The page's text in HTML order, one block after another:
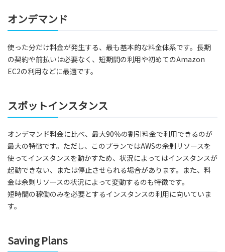
オンデマンド
使った分だけ料金が発生する、最も基本的な料金体系です。長期
の契約や前払いは必要なく、短期間の利用や初めてのAmazon
EC2の利用などに最適です。
スポットインスタンス
オンデマンド料金に比べ、最大90％の割引料金で利用できるのが
最大の特徴です。ただし、このプランではAWSの余剰リソースを
使ってインスタンスを動かすため、状況によってはインスタンスが
起動できない、または停止させられる場合があります。また、料
金は余剰リソースの状況によって変動するのも特徴です。
短時間の稼働のみを必要とするインスタンスの利用に向いていま
す。
Saving Plans